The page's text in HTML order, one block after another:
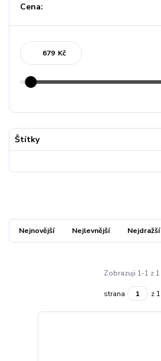
Cena:
Kč
Štítky
Nejnovější Nejlevnější Nejdražší
Zobrazuji 1-1 z 1
strana z 1